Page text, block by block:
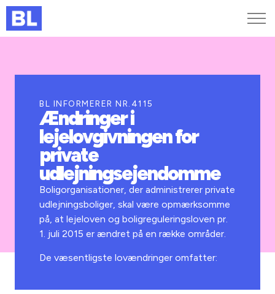
Kurser og arrangementer
Jobportalen
BL INFORMERER NR.4115
Ændringer i
lejelovgivningen for
private
udlejningsejendomme
Boligorganisationer, der administrerer private
udlejningsboliger, skal være opmærksomme
på, at lejeloven og boligreguleringsloven pr.
1. juli 2015 er ændret på en række områder.
De væsentligste lovændringer omfatter: